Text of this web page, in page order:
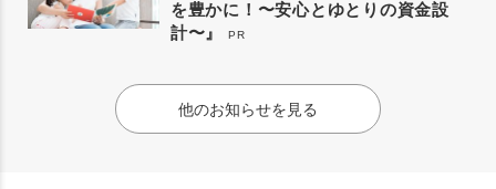
を豊かに！〜安心とゆとりの資金設
計〜』
PR
他のお知らせを見る